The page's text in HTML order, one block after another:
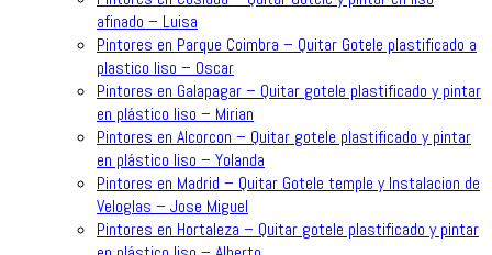
afinado – Luisa
Pintores en Parque Coimbra – Quitar Gotele plastificado a
plastico liso – Oscar
Pintores en Galapagar – Quitar gotele plastificado y pintar
en plástico liso – Mirian
Pintores en Alcorcon – Quitar gotele plastificado y pintar
en plástico liso – Yolanda
Pintores en Madrid – Quitar Gotele temple y Instalacion de
Veloglas – Jose Miguel
Pintores en Hortaleza – Quitar gotele plastificado y pintar